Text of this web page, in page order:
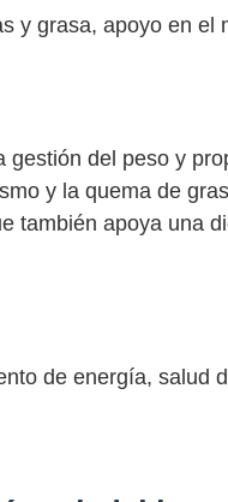
y grasa, apoyo en el
del peso y
y la quema de
también apoya una
de energía, salud